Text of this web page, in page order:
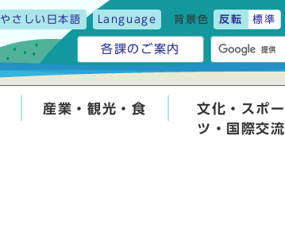
やさしい日本語 Language 背景色 反転 標準
各課のご案内
産業・観光・食
文化・スポー
ツ・国際交流